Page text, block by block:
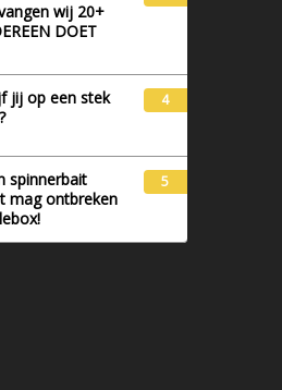
wij 20+
DOET
jij op een stek
4
spinnerbait
mag ontbreken
5